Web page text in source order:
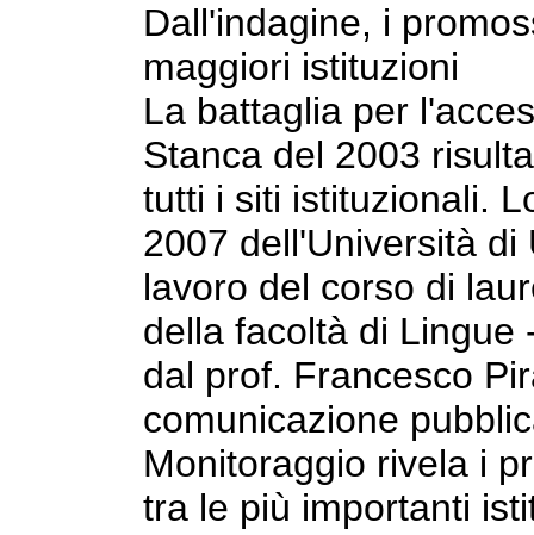
Dall'indagine, i
maggiori istituzioni
La battaglia per
Stanca del 2003
tutti i siti istituzionali.
2007 dell'Università
lavoro del corso di
della facoltà di Lingue
dal prof. Francesco
comunicazione
Monitoraggio rivela i
tra le più importanti